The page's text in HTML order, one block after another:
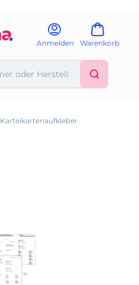
Anmelden Warenkorb
Karteikartenaufkleber